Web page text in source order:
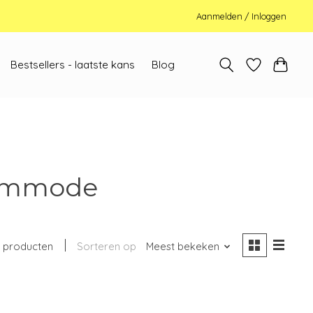
Aanmelden / Inloggen
Bestsellers - laatste kans Blog
producten Sorteren op Meest bekeken